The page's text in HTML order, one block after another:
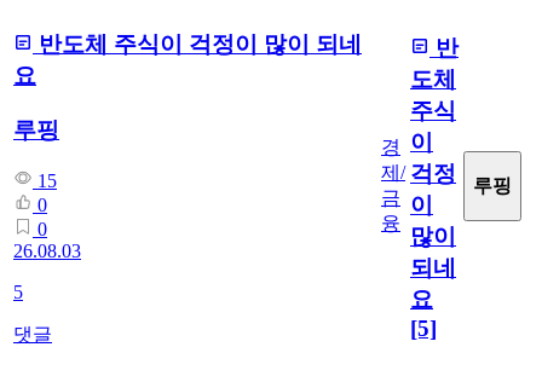
반도체 주식이 걱정이 많이 되네
요
루핑
15
0
0
26.08.03
5
댓글
경
제/
금
융
반
도체
주식
이
걱정
이
많이
되네
요
[5]
루핑